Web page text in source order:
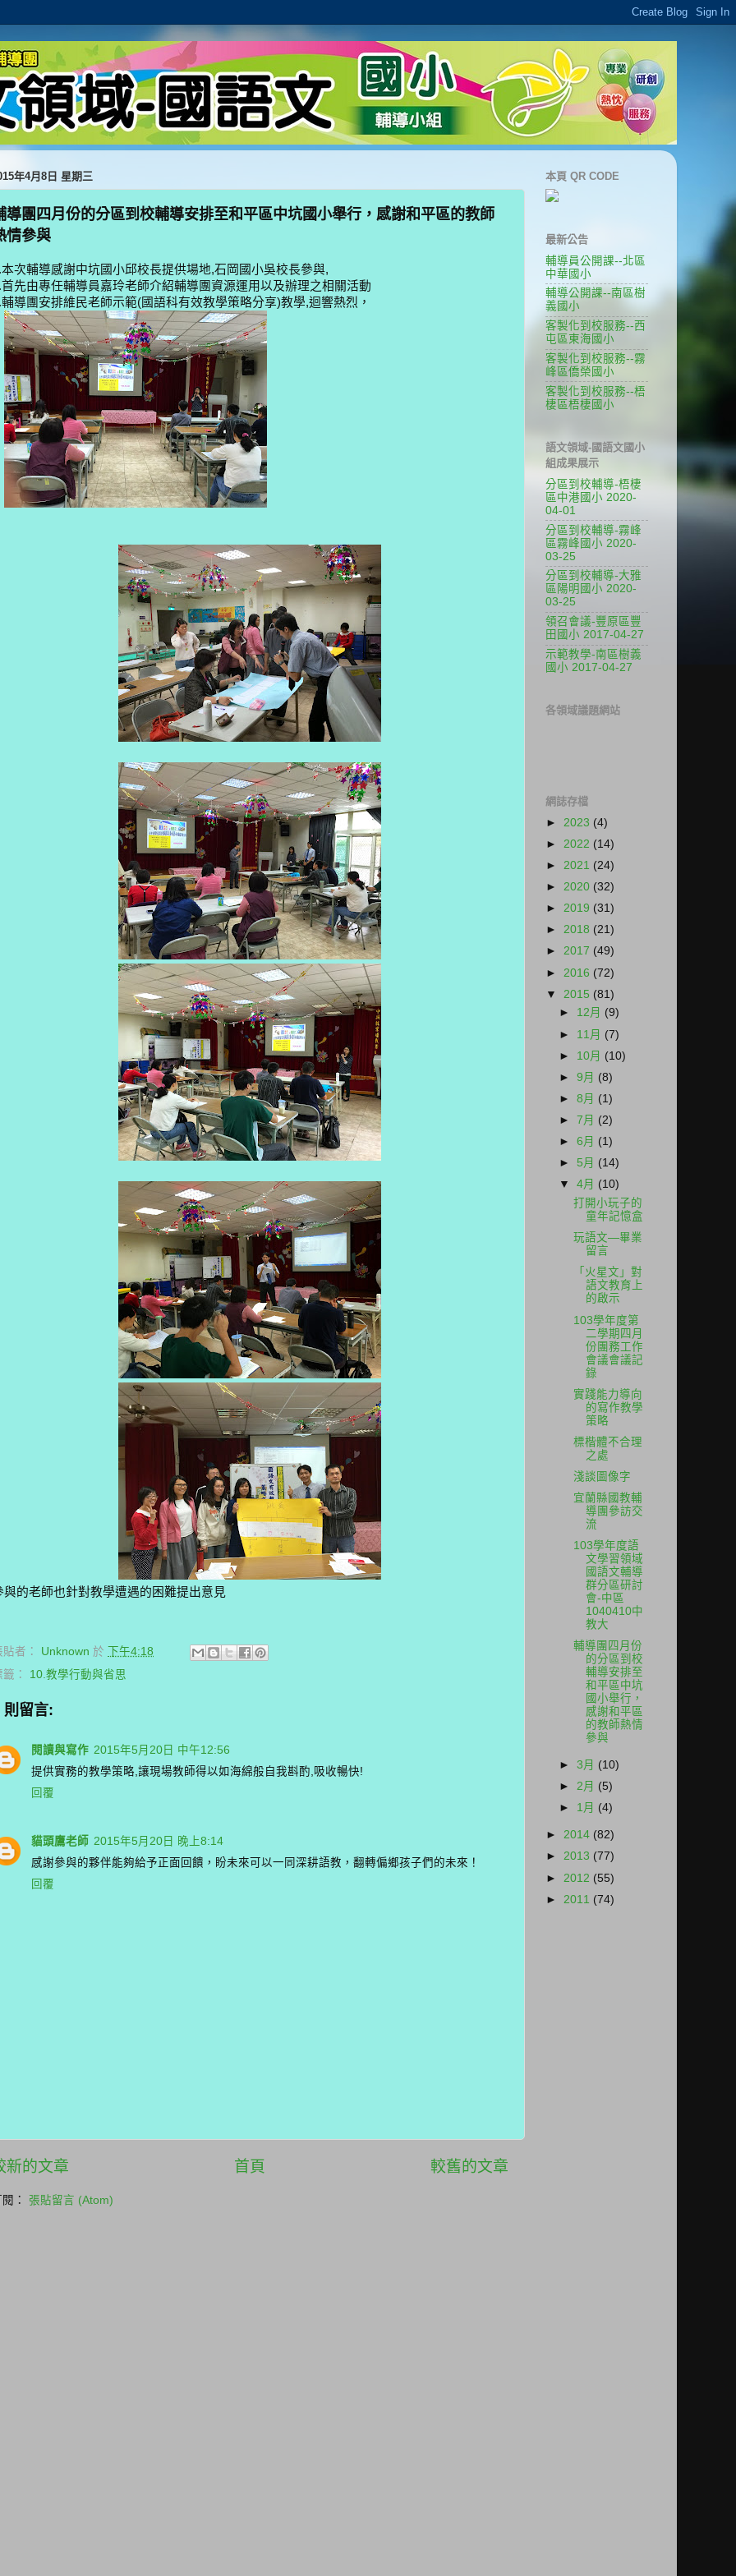
年4月8日 星期三
導團四月份的分區到校輔導安排至和平區中坑國小舉行，感謝和平區的教師
情參與
本次輔導感謝中坑國小邱校長提供場地,石岡國小吳校長參與,
首先由專任輔導員嘉玲老師介紹輔導團資源運用以及辦理之相關活動
導團安排維民老師示範(國語科有效教學策略分享)教學,迴響熱烈，
與的老師也針對教學遭遇的困難提出意見
貼者： Unknown 於 下午4:18
籤： 10.教學行動與省思
則留言:
閱讀與寫作 2015年5月20日 中午12:56
提供實務的教學策略,讓現場教師得以如海綿般自我斟酌,吸收暢快!
回覆
貓頭鷹老師 2015年5月20日 晚上8:14
感謝參與的夥伴能夠給予正面回饋，盼未來可以一同深耕語教，翻轉偏鄉孩子們的未來！
回覆
新的文章 較舊的文章
首頁
： 張貼留言 (Atom)
本頁 QR CODE
最新公告
輔導員公開課--北區
中華國小
輔導公開課--南區樹
義國小
客製化到校服務--西
屯區東海國小
客製化到校服務--霧
峰區僑榮國小
客製化到校服務--梧
棲區梧棲國小
語文領域-國語文國小
組成果展示
分區到校輔導-梧棲
區中港國小 2020-
04-01
分區到校輔導-霧峰
區霧峰國小 2020-
03-25
分區到校輔導-大雅
區陽明國小 2020-
03-25
領召會議-豐原區豐
田國小 2017-04-27
示範教學-南區樹義
國小 2017-04-27
各領域議題網站
網誌存檔
► 2023 (4)
► 2022 (14)
► 2021 (24)
► 2020 (32)
► 2019 (31)
► 2018 (21)
► 2017 (49)
► 2016 (72)
▼ 2015 (81)
► 12月 (9)
► 11月 (7)
► 10月 (10)
►9月 (8)
►8月 (1)
►7月 (2)
►6月 (1)
► 5月 (14)
▼4月 (10)
打開小玩子的
童年記憶盒
玩語文—畢業
留言
「火星文」對
語文教育上
的啟示
103學年度第
二學期四月
份團務工作
會議會議記
錄
實踐能力導向
的寫作教學
策略
標楷體不合理
之處
淺談圖像字
宜蘭縣國教輔
導團參訪交
流
103學年度語
文學習領域
國語文輔導
群分區研討
會-中區
1040410中
教大
輔導團四月份
的分區到校
輔導安排至
和平區中坑
國小舉行，
感謝和平區
的教師熱情
參與
►3月 (10)
►2月 (5)
► 1月 (4)
► 2014 (82)
► 2013 (77)
► 2012 (55)
► 2011 (74)